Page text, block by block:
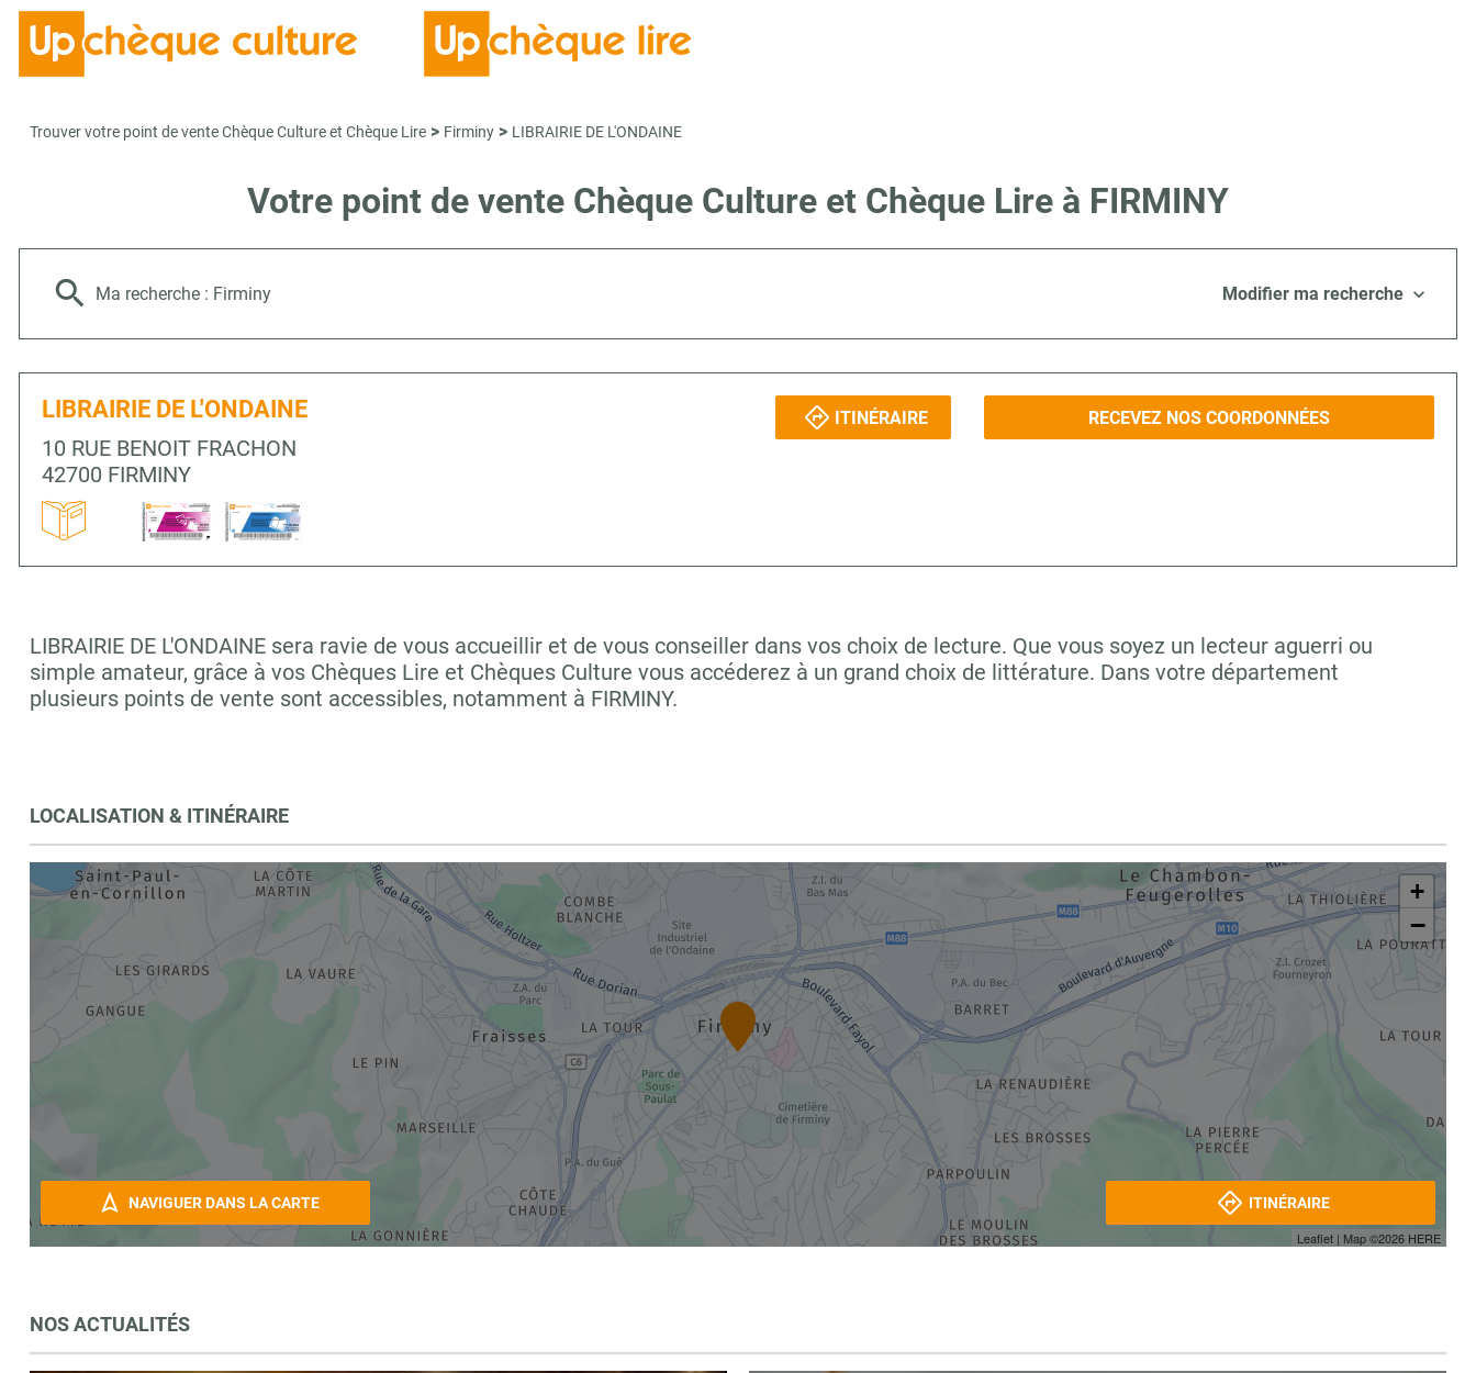
Trouver votre point de vente Chèque Culture et Chèque Lire > Firminy > LIBRAIRIE DE L'ONDAINE
Votre point de vente Chèque Culture et Chèque Lire à FIRMINY
Ma recherche : Firminy Modifier ma recherche
LIBRAIRIE DE L'ONDAINE
10 RUE BENOIT FRACHON
42700 FIRMINY
ITINÉRAIRE RECEVEZ NOS COORDONNÉES
LIBRAIRIE DE L'ONDAINE sera ravie de vous accueillir et de vous conseiller dans vos choix de lecture. Que vous soyez un lecteur aguerri ou
simple amateur, grâce à vos Chèques Lire et Chèques Culture vous accéderez à un grand choix de littérature. Dans votre département
plusieurs points de vente sont accessibles, notamment à FIRMINY.
LOCALISATION & ITINÉRAIRE
+
−
Leaflet | Map ©2026 HERE
NAVIGUER DANS LA CARTE ITINÉRAIRE
NOS ACTUALITÉS